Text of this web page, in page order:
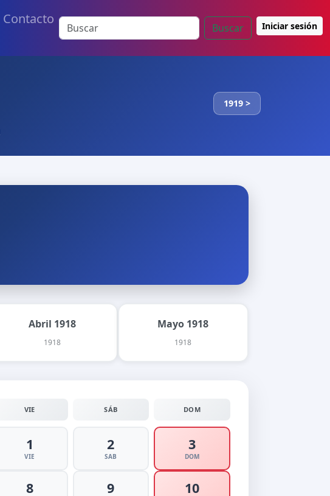
Contacto
Buscar Iniciar sesión
1919 >
Abril 1918
1918
Mayo 1918
1918
VIE SÁB DOM
1
VIE
2
SAB
3
DOM
8 9 10